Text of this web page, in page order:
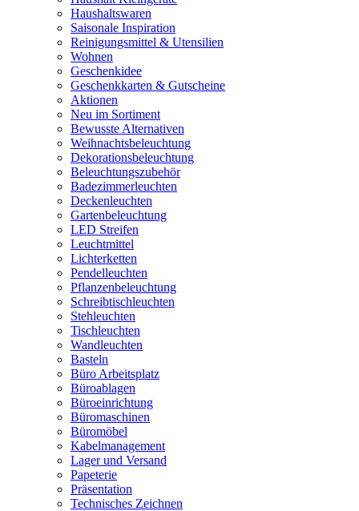
Haushaltswaren
Saisonale Inspiration
Reinigungsmittel & Utensilien
Wohnen
Geschenkidee
Geschenkkarten & Gutscheine
Aktionen
Neu im Sortiment
Bewusste Alternativen
Weihnachtsbeleuchtung
Dekorationsbeleuchtung
Beleuchtungszubehör
Badezimmerleuchten
Deckenleuchten
Gartenbeleuchtung
LED Streifen
Leuchtmittel
Lichterketten
Pendelleuchten
Pflanzenbeleuchtung
Schreibtischleuchten
Stehleuchten
Tischleuchten
Wandleuchten
Basteln
Büro Arbeitsplatz
Büroablagen
Büroeinrichtung
Büromaschinen
Büromöbel
Kabelmanagement
Lager und Versand
Papeterie
Präsentation
Technisches Zeichnen